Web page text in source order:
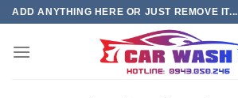
Chuyển
phần
ADD ANYTHING HERE OR JUST REMOVE IT...